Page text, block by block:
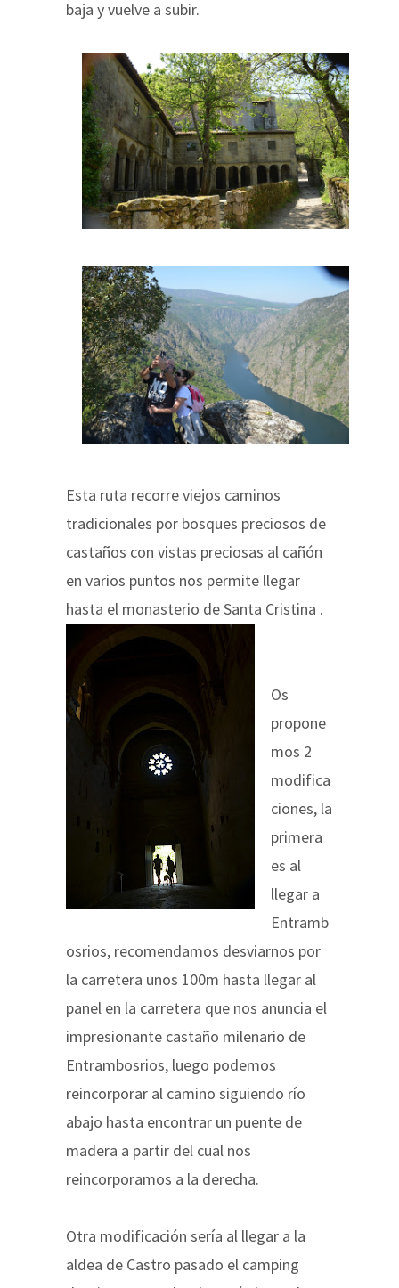
baja y vuelve a subir.
Esta ruta recorre viejos caminos
tradicionales por bosques preciosos de
castaños con vistas preciosas al cañón
en varios puntos nos permite llegar
hasta el monasterio de Santa Cristina .
Os
propone
mos 2
modifica
ciones, la
primera
es al
llegar a
Entramb
osrios, recomendamos desviarnos por
la carretera unos 100m hasta llegar al
panel en la carretera que nos anuncia el
impresionante castaño milenario de
Entrambosrios, luego podemos
reincorporar al camino siguiendo río
abajo hasta encontrar un puente de
madera a partir del cual nos
reincorporamos a la derecha.
Otra modificación sería al llegar a la
aldea de Castro pasado el camping